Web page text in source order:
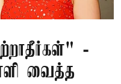
-
வைத்த